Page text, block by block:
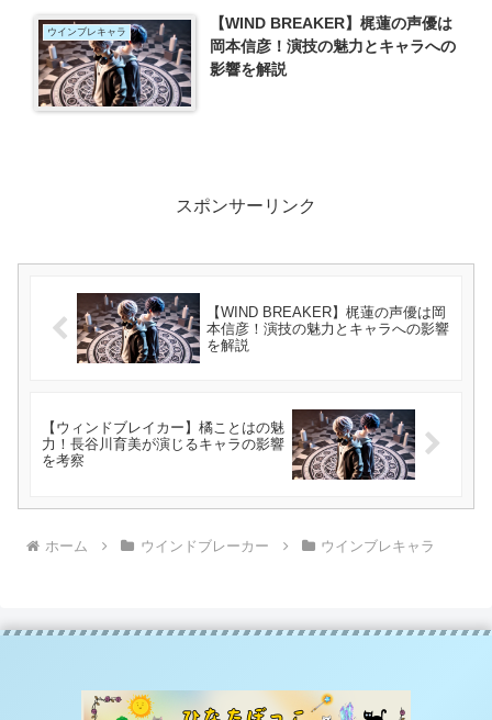
ウインブレキャラ
【WIND BREAKER】梶蓮の声優は
岡本信彦！演技の魅力とキャラへの
影響を解説
スポンサーリンク
【WIND BREAKER】梶蓮の声優は岡
本信彦！演技の魅力とキャラへの影響
を解説
【ウィンドブレイカー】橘ことはの魅
力！長谷川育美が演じるキャラの影響
を考察
ホーム ウインドブレーカー ウインブレキャラ